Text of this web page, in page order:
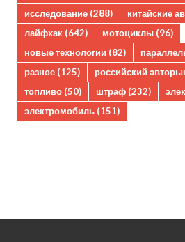
исследование (288) китайские
лайфхак (642) мотоциклы (96)
новые технологии (82)
разное (125) российский
топливо (50) штраф (232)
электромобиль (151)